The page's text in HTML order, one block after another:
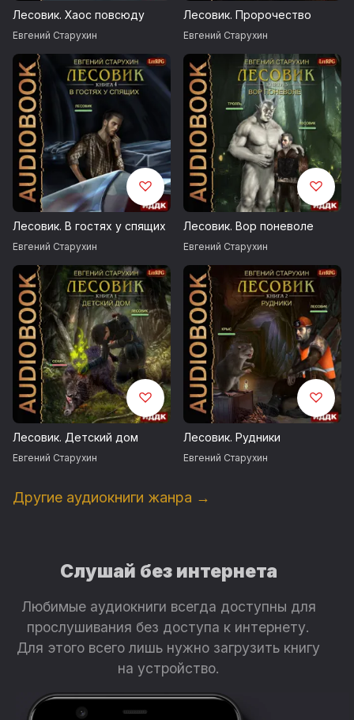
© Старухин Евгений
© ИДДК
Лесовик. Хаос повсюду
Евгений Старухин
Лесовик. Пророчество
Евгений Старухин
Лесовик. В гостях у спящих
Евгений Старухин
Лесовик. Вор поневоле
Евгений Старухин
Лесовик. Детский дом
Евгений Старухин
Лесовик. Рудники
Евгений Старухин
Другие аудиокниги жанра →
Слушай без интернета
Любимые аудиокниги всегда доступны для
прослушивания без доступа к интернету.
Для этого всего лишь нужно загрузить книгу
на устройство.